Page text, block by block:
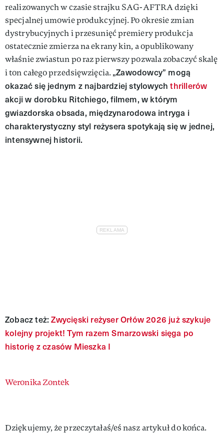
realizowanych w czasie strajku SAG-AFTRA dzięki
specjalnej umowie produkcyjnej. Po okresie zmian
dystrybucyjnych i przesunięć premiery produkcja
ostatecznie zmierza na ekrany kin, a opublikowany
właśnie zwiastun po raz pierwszy pozwala zobaczyć skalę
i ton całego przedsięwzięcia. „Zawodowcy” mogą
okazać się jednym z najbardziej stylowychthrillerów
akcji w dorobku Ritchiego, filmem, w którym
gwiazdorska obsada, międzynarodowa intryga i
charakterystyczny styl reżysera spotykają się w jednej,
intensywnej historii.
Zobacz też:Zwycięski reżyser Orłów 2026 już szykuje
kolejny projekt! Tym razem Smarzowski sięga po
historię z czasów Mieszka I
Authors
Weronika Zontek
Dziękujemy, że przeczytałaś/eś nasz artykuł do końca.